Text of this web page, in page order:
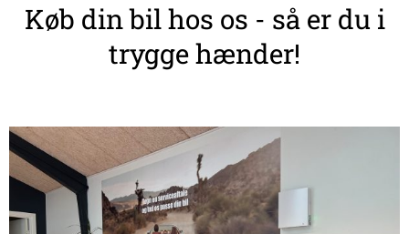
Køb din bil hos os - så er du i
trygge hænder!